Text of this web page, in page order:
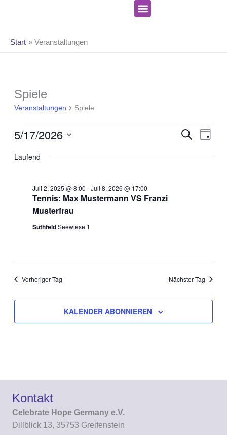
Start Veranstaltungen
Spiele
Veranstaltungen Spiele
Veranstaltungen
für
17,
2026
und
SUCHE
TAG
5/17/2026
wählen.
Laufend
Tennis: Max Mustermann VS Franzi
Musterfrau
Juli 2, 2025 @ 8:00 -Juli 8, 2026 @ 17:00
SuthfeldSeewiese 1
Vorheriger Tag Nächster Tag
KALENDER ABONNIEREN
Kontakt
Celebrate Hope Germany e.V.
Dillblick 13, 35753 Greifenstein